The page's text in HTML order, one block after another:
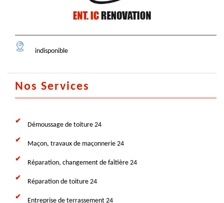
indisponible
Nos Services
Démoussage de toiture 24
Maçon, travaux de maçonnerie 24
Réparation, changement de faîtière 24
Réparation de toiture 24
Entreprise de terrassement 24